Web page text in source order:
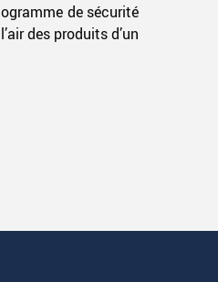
de sécurité
des produits d’un